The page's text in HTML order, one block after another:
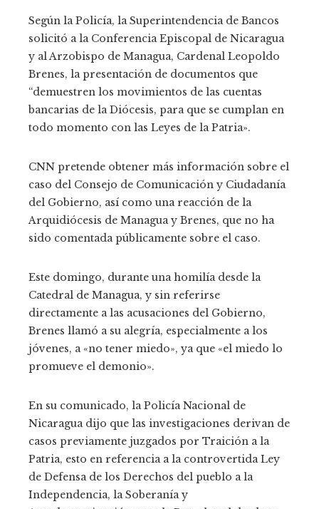
Según la Policía, la Superintendencia de Bancos
solicitó a la Conferencia Episcopal de Nicaragua
y al Arzobispo de Managua, Cardenal Leopoldo
Brenes, la presentación de documentos que
“demuestren los movimientos de las cuentas
bancarias de la Diócesis, para que se cumplan en
todo momento con las Leyes de la Patria».
CNN pretende obtener más información sobre el
caso del Consejo de Comunicación y Ciudadanía
del Gobierno, así como una reacción de la
Arquidiócesis de Managua y Brenes, que no ha
sido comentada públicamente sobre el caso.
Este domingo, durante una homilía desde la
Catedral de Managua, y sin referirse
directamente a las acusaciones del Gobierno,
Brenes llamó a su alegría, especialmente a los
jóvenes, a «no tener miedo», ya que «el miedo lo
promueve el demonio».
En su comunicado, la Policía Nacional de
Nicaragua dijo que las investigaciones derivan de
casos previamente juzgados por Traición a la
Patria, esto en referencia a la controvertida Ley
de Defensa de los Derechos del pueblo a la
Independencia, la Soberanía y